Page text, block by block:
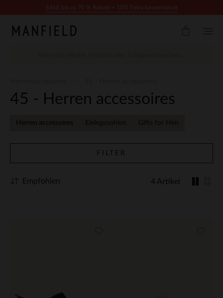
45 - Herren accessoires
Herren accessoires Einlegesohlen Gifts for Him
FILTER
4 Artikel
Empfohlen